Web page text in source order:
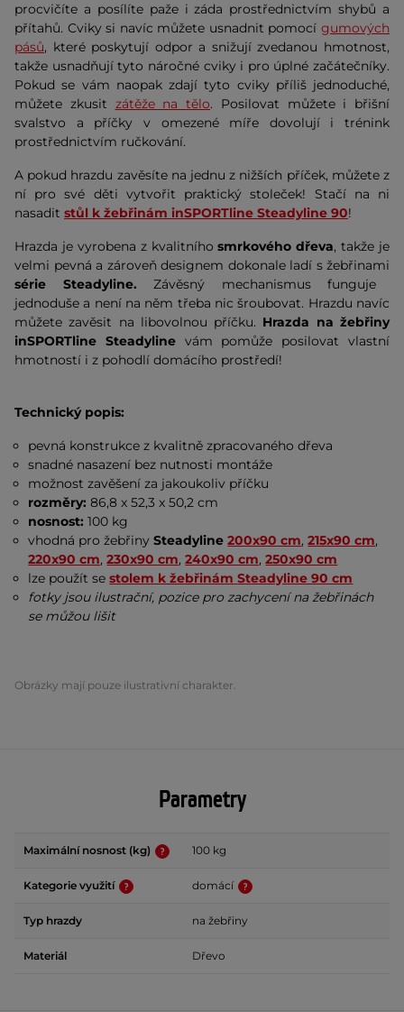
procvičíte a posílíte paže i záda prostřednictvím shybů a
přítahů. Cviky si navíc můžete usnadnit pomocí gumových
pásů, které poskytují odpor a snižují zvedanou hmotnost,
takže usnadňují tyto náročné cviky i pro úplné začátečníky.
Pokud se vám naopak zdají tyto cviky příliš jednoduché,
můžete zkusit zátěže na tělo. Posilovat můžete i břišní
svalstvo a příčky v omezené míře dovolují i trénink
prostřednictvím ručkování.
A pokud hrazdu zavěsíte na jednu z nižších příček, můžete z
ní pro své děti vytvořit praktický stoleček! Stačí na ni
nasadit stůl k žebřinám inSPORTline Steadyline 90!
Hrazda je vyrobena z kvalitního smrkového dřeva, takže je
velmi pevná a zároveň designem dokonale ladí s žebřinami
série Steadyline. Závěsný mechanismus funguje
jednoduše a není na něm třeba nic šroubovat. Hrazdu navíc
můžete zavěsit na libovolnou příčku. Hrazda na žebřiny
inSPORTline Steadyline vám pomůže posilovat vlastní
hmotností i z pohodlí domácího prostředí!
Technický popis:
pevná konstrukce z kvalitně zpracovaného dřeva
snadné nasazení bez nutnosti montáže
možnost zavěšení za jakoukoliv příčku
rozměry:86,8 x 52,3 x 50,2 cm
nosnost:100 kg
vhodná pro žebřinySteadyline 200x90 cm,215x90 cm,
220x90 cm,230x90 cm,240x90 cm,250x90 cm
lze použít sestolem k žebřinám Steadyline 90 cm
fotky jsou ilustrační, pozice pro zachycení na žebřinách
se můžou lišit
Obrázky mají pouze ilustrativní charakter.
Parametry
Maximální nosnost (kg) 100 kg
Kategorie využití domácí
Typ hrazdy na žebřiny
Materiál Dřevo